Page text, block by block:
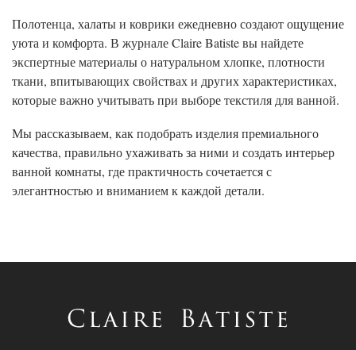
Полотенца, халаты и коврики ежедневно создают ощущение
уюта и комфорта. В журнале Claire Batiste вы найдете
экспертные материалы о натуральном хлопке, плотности
ткани, впитывающих свойствах и других характеристиках,
которые важно учитывать при выборе текстиля для ванной.
Мы рассказываем, как подобрать изделия премиального
качества, правильно ухаживать за ними и создать интерьер
ванной комнаты, где практичность сочетается с
элегантностью и вниманием к каждой детали.